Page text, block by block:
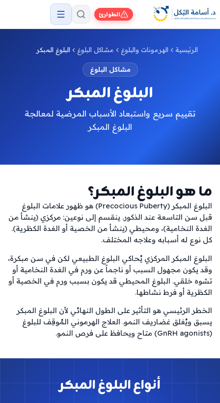
الطوارئ
الرئيسية الهرمونات والبلوغ مشاكل البلوغ البلوغ المبكر
مشاكل البلوغ
البلوغ المبكر
تقييم سريع واستبعاد الأسباب المرضية لمعالجة
البلوغ المبكر
ما هو البلوغ المبكر؟
كل نوع له أسبابه وعلاجه المختلف.
الكظرية أو فرط نشاطها.
(GnRH agonists) متاح ويحافظ على فرص النمو.
أنواع البلوغ المبكر